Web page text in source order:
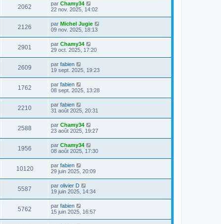
2062 par Chamy34
22 nov. 2025, 14:02
2126 par Michel Jugie
09 nov. 2025, 18:13
2901 par Chamy34
29 oct. 2025, 17:20
2609 par fabien
19 sept. 2025, 19:23
1762 par fabien
08 sept. 2025, 13:28
2210 par fabien
31 août 2025, 20:31
2588 par Chamy34
23 août 2025, 19:27
1956 par Chamy34
08 août 2025, 17:30
10120 par fabien
29 juin 2025, 20:09
5587 par olivier D
19 juin 2025, 14:34
5762 par fabien
15 juin 2025, 16:57